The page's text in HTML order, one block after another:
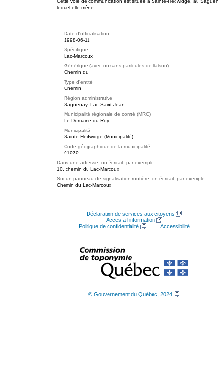
Cette voie de communication est située à Sainte-Hedwidge, au
lequel elle mène.
Date d'officialisation
1998-06-11
Spécifique
Lac-Marcoux
Générique (avec ou sans particules de liaison)
Chemin du
Type d'entité
Chemin
Région administrative
Saguenay–Lac-Saint-Jean
Municipalité régionale de comté (MRC)
Le Domaine-du-Roy
Municipalité
Sainte-Hedwidge (Municipalité)
Code géographique de la municipalité
91030
Dans une adresse, on écrirait, par exemple :
10, chemin du Lac-Marcoux
Sur un panneau de signalisation routière, on écrirait, par exemple :
Chemin du Lac-Marcoux
Déclaration de services aux citoyens
Accès à l’information
Politique de confidentialité
Accessibilité
© Gouvernement du Québec, 2024